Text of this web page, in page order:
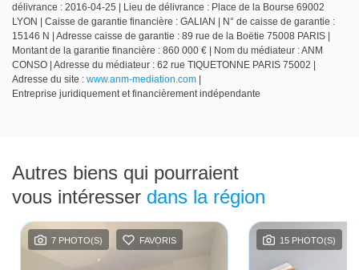
délivrance : 2016-04-25 | Lieu de délivrance : Place de la Bourse 69002
LYON | Caisse de garantie financière : GALIAN | N° de caisse de garantie :
15146 N | Adresse caisse de garantie : 89 rue de la Boëtie 75008 PARIS |
Montant de la garantie financière : 860 000 € | Nom du médiateur : ANM
CONSO | Adresse du médiateur : 62 rue TIQUETONNE PARIS 75002 |
Adresse du site : www.anm-mediation.com
Entreprise juridiquement et financièrement indépendante
Autres biens qui pourraient
vous intéresser dans la région
7 PHOTO(S) FAVORIS 15 PHOTO(S)